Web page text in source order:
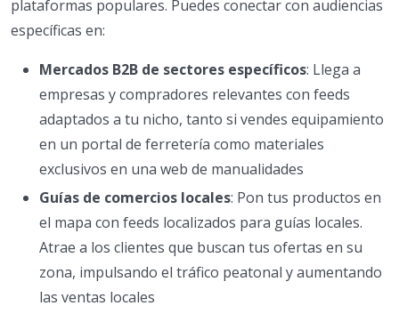
plataformas populares. Puedes conectar con audiencias
específicas en:
Mercados B2B de sectores específicos: Llega a
empresas y compradores relevantes con feeds
adaptados a tu nicho, tanto si vendes equipamiento
en un portal de ferretería como materiales
exclusivos en una web de manualidades
Guías de comercios locales: Pon tus productos en
el mapa con feeds localizados para guías locales.
Atrae a los clientes que buscan tus ofertas en su
zona, impulsando el tráfico peatonal y aumentando
las ventas locales